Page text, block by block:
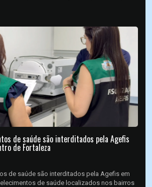
de saúde são interditados pela Agefis
de Fortaleza
de saúde são interditados pela Agefis em
de saúde localizados nos bairros